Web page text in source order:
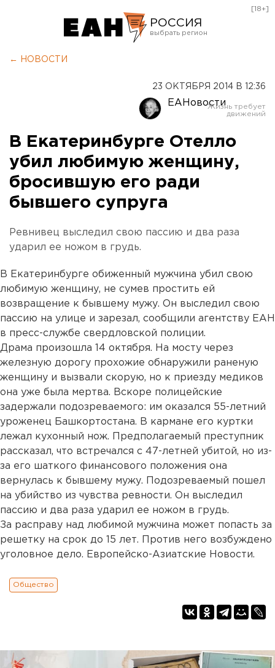
РОССИЯ
Оренбург
[18+]
← НОВОСТИ
23 ОКТЯБРЯ 2014 В 12:36
ЕАНовости
В Екатеринбурге Отелло
убил любимую женщину,
бросившую его ради
бывшего супруга
Ревнивец выследил свою пассию и два раза
ударил ее ножом в грудь.
В Екатеринбурге обиженный мужчина убил свою
любимую женщину, не сумев простить ей
возвращение к бывшему мужу. Он выследил свою
пассию на улице и зарезал, сообщили агентству ЕАН
в пресс-службе свердловской полиции.
Драма произошла 14 октября. На мосту через
железную дорогу прохожие обнаружили раненую
женщину и вызвали скорую, но к приезду медиков
она уже была мертва. Вскоре полицейские
задержали подозреваемого: им оказался 55-летний
уроженец Башкортостана. В кармане его куртки
лежал кухонный нож. Предполагаемый преступник
рассказал, что встречался с 47-летней убитой, но из-
за его шаткого финансового положения она
вернулась к бывшему мужу. Подозреваемый пошел
на убийство из чувства ревности. Он выследил
пассию и два раза ударил ее ножом в грудь.
За расправу над любимой мужчина может попасть за
решетку на срок до 15 лет. Против него возбуждено
уголовное дело. Европейско-Азиатские Новости.
Общество